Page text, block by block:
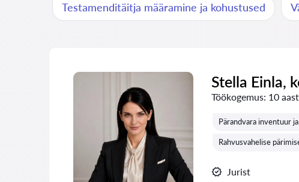
Testamenditäitja määramine ja kohustused
Stella Einla,
Töökogemus: 10
Pärandvara inventuur
Rahvusvahelise
Jurist